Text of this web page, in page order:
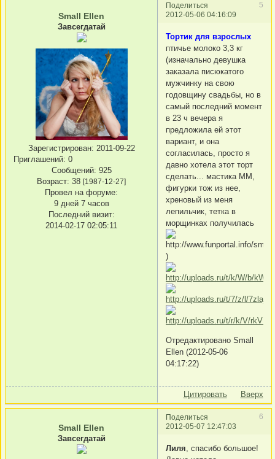
Поделиться
5
2012-05-06 04:16:09
Small Ellen
Завсегдатай
Зарегистрирован: 2011-09-22
Приглашений: 0
Сообщений: 925
Возраст: 38 [1987-12-27]
Провел на форуме:
9 дней 7 часов
Последний визит:
2014-02-17 02:05:11
Тортик для взрослых
птичье молоко 3,3 кг
(изначально девушка
заказала писюкатого
мужчинку на свою
годовщину свадьбы, но в
самый последний момент
в 23 ч вечера я
предложила ей этот
вариант, и она
согласилась, просто я
давно хотела этот торт
сделать... мастика ММ,
фигурки тож из нее,
хреновый из меня
лепильчик, тетка в
морщинках получилась
)
Отредактировано Small
Ellen (2012-05-06
04:17:22)
Цитировать Вверх
Поделиться
6
2012-05-07 12:47:03
Small Ellen
Завсегдатай
Лиля , спасибо большое!